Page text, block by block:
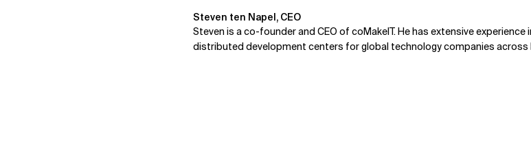
Steven ten Napel, CEO
Steven is a co-founder and CEO of coMakeIT. He has extensive
distributed development centers for global technology companies across